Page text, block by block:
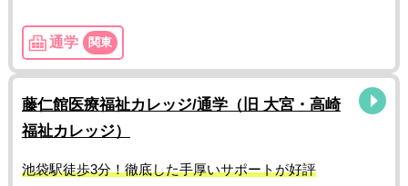
通学 関東
藤仁館医療福祉カレッジ/通学（旧 大宮・高崎
福祉カレッジ）
池袋駅徒歩3分！徹底した手厚いサポートが好評